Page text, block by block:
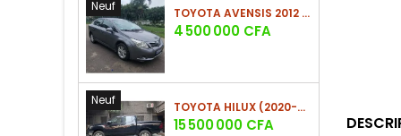
Neuf TOYOTA AVENSIS 2012 (PHASE 2)
Prix
4 500 000 CFA
Neuf TOYOTA HILUX (2020-2021)
Prix
15 500 000 CFA